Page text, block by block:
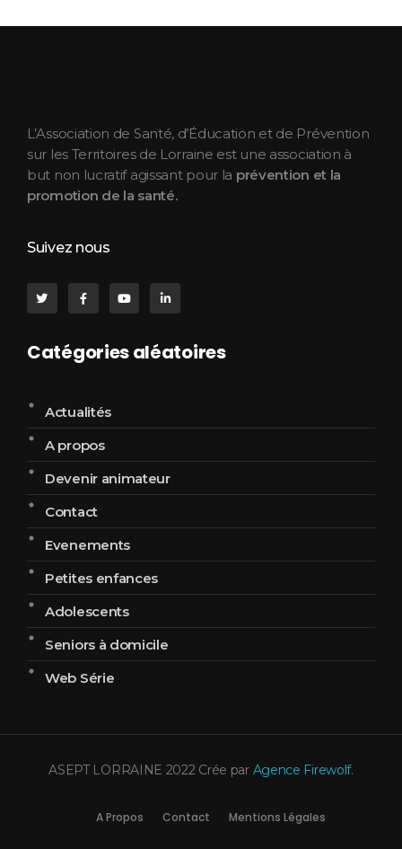
L’Association de Santé, d’Éducation et de Prévention
sur les Territoires de Lorraine est une association à
but non lucratif agissant pour la prévention et la
promotion de la santé.
Suivez nous
Catégories aléatoires
Actualités
A propos
Devenir animateur
Contact
Evenements
Petites enfances
Adolescents
Seniors à domicile
Web Série
ASEPT LORRAINE 2022 Crée par Agence Firewolf.
A Propos Contact Mentions Légales